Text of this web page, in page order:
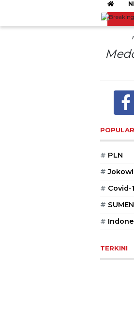
Wisata Bromo
# PLN
# Jokowi
# Covid-
#
#
TERKINI